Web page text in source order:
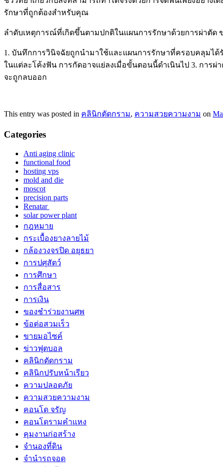
รักษาที่ถูกต้องสำหรับคุณ
ลำดับเหตุการณ์ที่เกิดขึ้นตามปกติในแผนการรักษาด้วยการผ่าตัด
1. บันทึกการวินิจฉัยถูกนำมาใช้และแผนการรักษาที่ครอบคลุมไ
ในแต่ละโค้งฟัน การกัดอาจแย่ลงเมื่อขั้นตอนนี้ดำเนินไป 3. การ
จะถูกลบออก
This entry was posted in คลินิกตัดกราม, ความสวยความงาม on
Categories
Anti aging clinic
functional food
hosting vps
mold and die
moscot
precision parts
Renatar
solar power plant
กฎหมาย
กระเบื้องยางลายไม้
กล้องวงจรปิด อยุธยา
การปศุสัตว์
การศึกษา
การสื่อสาร
การเงิน
ของชำร่วยงานศพ
ข้อต่อสวมเร็ว
ขายมอไซค์
ข่าวฟุตบอล
คลินิกตัดกราม
คลินิกปรับหน้าเรียว
ความปลอดภัย
ความสวยความงาม
คอนโด จรัญ
คอนโดรามคำแหง
คุมงานก่อสร้าง
จำนองที่ดิน
จำนำรถจอด